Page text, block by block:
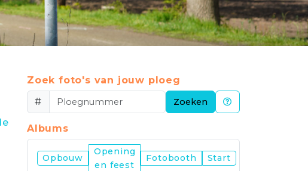
Zoek foto's van jouw ploeg
#
Zoeken
Albums
Nijmegen
Opbouw
Opening
en feest
Fotobooth Start